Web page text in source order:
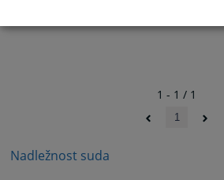
Nadležnost suda
1 - 1 / 1
1